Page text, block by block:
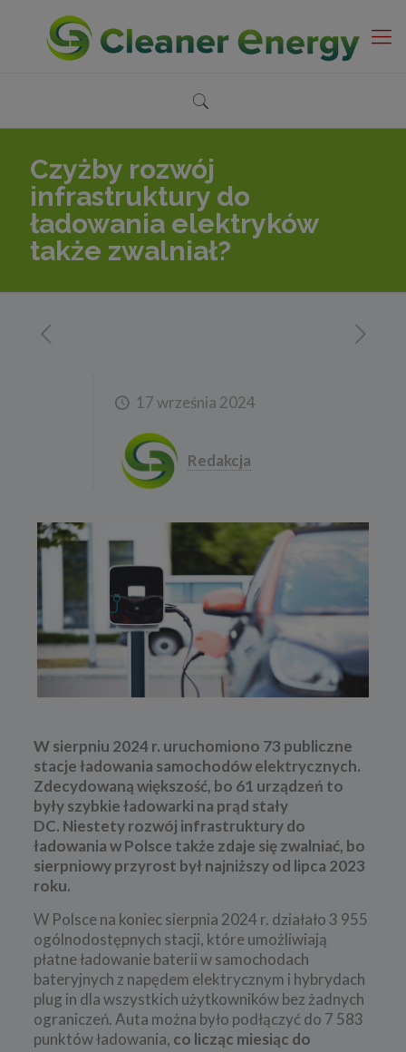
Czyżby rozwój
infrastruktury do
ładowania elektryków
także zwalniał?
17 września 2024
Redakcja
W sierpniu 2024 r. uruchomiono 73 publiczne
stacje ładowania samochodów elektrycznych.
Zdecydowaną większość, bo 61 urządzeń to
były szybkie ładowarki na prąd stały
DC. Niestety rozwój infrastruktury do
ładowania w Polsce także zdaje się zwalniać, bo
sierpniowy przyrost był najniższy od lipca 2023
roku.
W Polsce na koniec sierpnia 2024 r. działało 3 955
ogólnodostępnych stacji, które umożliwiają
płatne ładowanie baterii w samochodach
bateryjnych z napędem elektrycznym i hybrydach
plug in dla wszystkich użytkowników bez żadnych
ograniczeń. Auta można było podłączyć do 7 583
punktów ładowania, co licząc miesiąc do